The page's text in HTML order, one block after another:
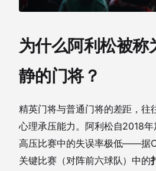
为什么阿利松被称
静的门将？
精英门将与普通门将的差距，往
心理承压能力。阿利松自2018
高压比赛中的失误率极低——据
关键比赛（对阵前六球队）中的